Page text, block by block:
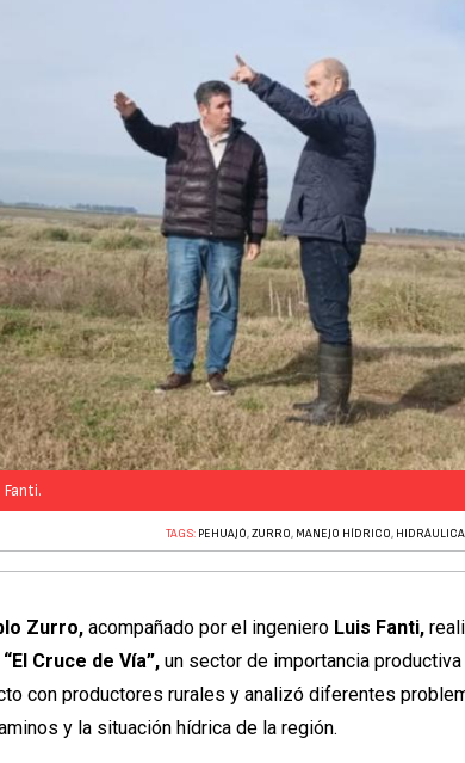
Fanti.
TAGS: PEHUAJÓ,ZURRO, MANEJO HÍDRICO, HIDRÁULICA
Zurro, acompañado por el ingeniero Luis Fanti,
Cruce de Vía”,un sector de importancia
con productores rurales y analizó diferentes
y la situación hídrica de la región.